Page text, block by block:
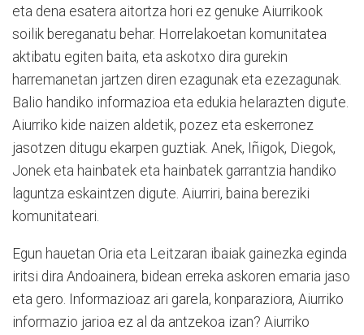
eta dena esatera aitortza hori ez genuke Aiurrikook
soilik bereganatu behar. Horrelakoetan komunitatea
aktibatu egiten baita, eta askotxo dira gurekin
harremanetan jartzen diren ezagunak eta ezezagunak.
Balio handiko informazioa eta edukia helarazten digute.
Aiurriko kide naizen aldetik, pozez eta eskerronez
jasotzen ditugu ekarpen guztiak. Anek, Iñigok, Diegok,
Jonek eta hainbatek eta hainbatek garrantzia handiko
laguntza eskaintzen digute. Aiurriri, baina bereziki
komunitateari.
Egun hauetan Oria eta Leitzaran ibaiak gainezka eginda
iritsi dira Andoainera, bidean erreka askoren emaria jaso
eta gero. Informazioaz ari garela, konparaziora, Aiurriko
informazio jarioa ez al da antzekoa izan? Aiurriko